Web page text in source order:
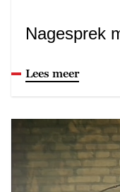
Nagesprek
Lees meer